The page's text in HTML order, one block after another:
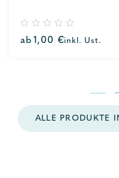
out
ab 1,00 €inkl. Ust.
ALLE PRODUKTE